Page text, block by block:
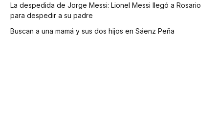
La despedida de Jorge Messi: Lionel Messi llegó a Rosario
para despedir a su padre
Buscan a una mamá y sus dos hijos en Sáenz Peña